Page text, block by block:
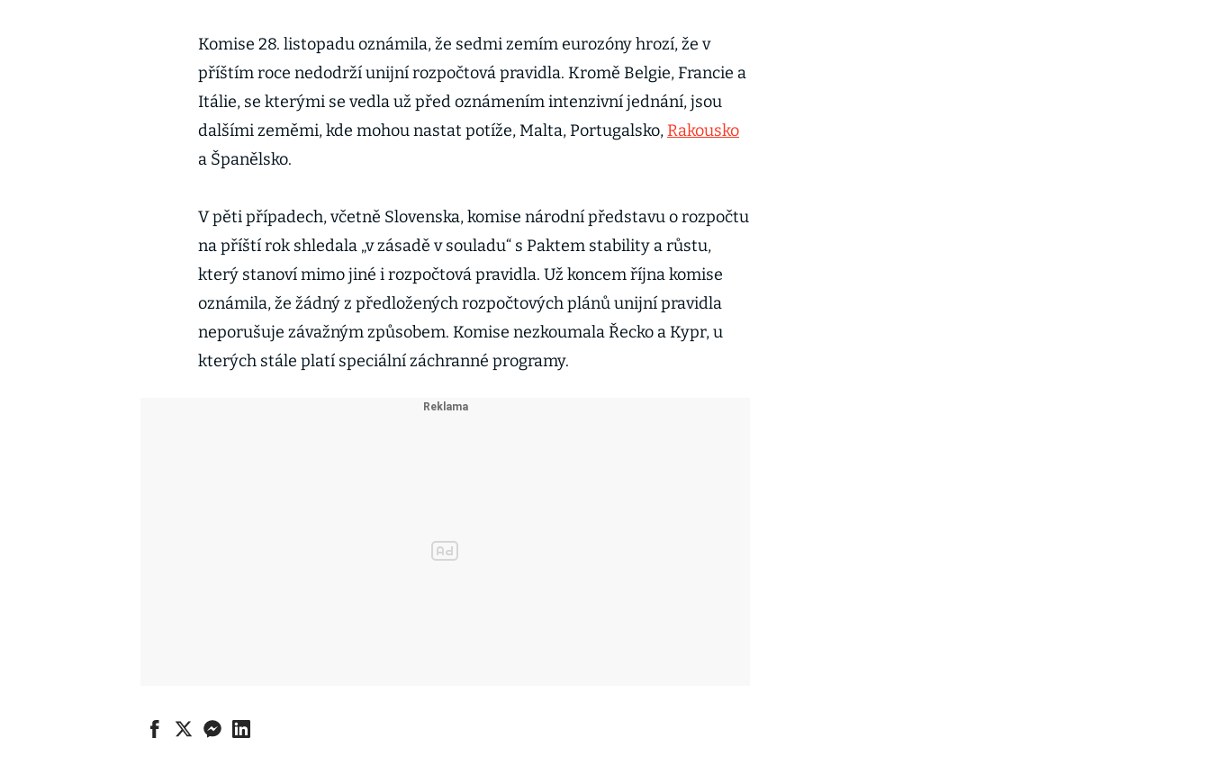
Komise 28. listopadu oznámila, že sedmi zemím eurozóny hrozí, že v
příštím roce nedodrží unijní rozpočtová pravidla. Kromě Belgie, Francie a
Itálie, se kterými se vedla už před oznámením intenzivní jednání, jsou
dalšími zeměmi, kde mohou nastat potíže, Malta, Portugalsko, Rakousko
a Španělsko.
V pěti případech, včetně Slovenska, komise národní představu o rozpočtu
na příští rok shledala „v zásadě v souladu“ s Paktem stability a růstu,
který stanoví mimo jiné i rozpočtová pravidla. Už koncem října komise
oznámila, že žádný z předložených rozpočtových plánů unijní pravidla
neporušuje závažným způsobem. Komise nezkoumala Řecko a Kypr, u
kterých stále platí speciální záchranné programy.